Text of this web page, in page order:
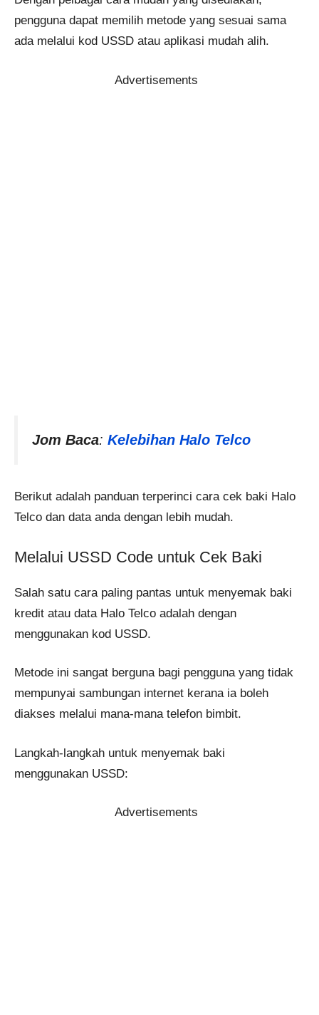
pengguna dapat memilih metode yang sesuai sama
ada melalui kod USSD atau aplikasi mudah alih.
Advertisements
Jom Baca: Kelebihan Halo Telco
Berikut adalah panduan terperinci cara cek baki Halo
Telco dan data anda dengan lebih mudah.
Melalui USSD Code untuk Cek Baki
Salah satu cara paling pantas untuk menyemak baki
kredit atau data Halo Telco adalah dengan
menggunakan kod USSD.
Metode ini sangat berguna bagi pengguna yang tidak
mempunyai sambungan internet kerana ia boleh
diakses melalui mana-mana telefon bimbit.
Langkah-langkah untuk menyemak baki
menggunakan USSD:
Advertisements